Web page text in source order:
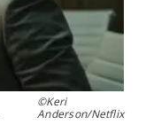
©Keri
Anderson/Netflix